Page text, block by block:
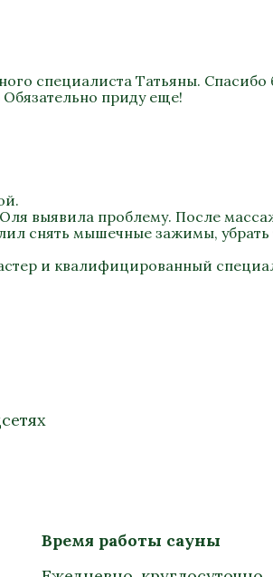
специалиста Татьяны.
приду еще!
выявила проблему. После
снять мышечные зажимы,
и квалифицированный
Время работы сауны